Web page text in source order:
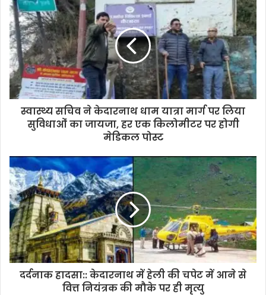
r
E
m
a
i
l
a
d
s
स्वास्थ्य सचिव ने केदारनाथ धाम यात्रा मार्ग पर लिया
सुविधाओं का जायजा, हर एक किलोमीटर पर होगी
मेडिकल पोस्ट
दर्दनाक हादसा:: केदारनाथ में हेली की चपेट में आने से
वित्त नियंत्रक की मौके पर ही मृत्यु